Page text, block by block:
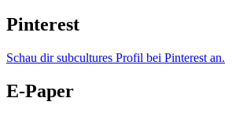
Pinterest
Schau dir subcultures Profil bei Pinterest an.
E-Paper